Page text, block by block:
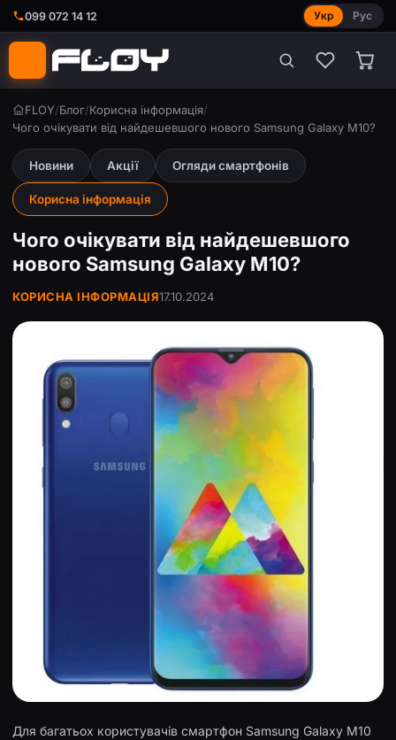
099 072 14 12 Укр Рус
FLOY/Блог/Корисна інформація/
Чого очікувати від найдешевшого нового Samsung Galaxy M10?
Новини Акції Огляди смартфонів
Корисна інформація
Чого очікувати від найдешевшого
нового Samsung Galaxy M10?
КОРИСНА ІНФОРМАЦІЯ17.10.2024
Для багатьох користувачів смартфон Samsung Galaxy M10